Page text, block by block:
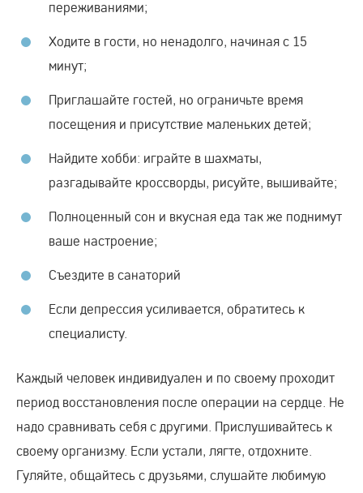
переживаниями;
Ходите в гости, но ненадолго, начиная с 15
минут;
Приглашайте гостей, но ограничьте время
посещения и присутствие маленьких детей;
Найдите хобби: играйте в шахматы,
разгадывайте кроссворды, рисуйте, вышивайте;
Полноценный сон и вкусная еда так же поднимут
ваше настроение;
Съездите в санаторий
Если депрессия усиливается, обратитесь к
специалисту.
Каждый человек индивидуален и по своему проходит
период восстановления после операции на сердце. Не
надо сравнивать себя с другими. Прислушивайтесь к
своему организму. Если устали, лягте, отдохните.
Гуляйте, общайтесь с друзьями, слушайте любимую